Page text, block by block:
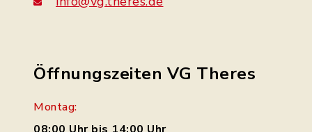
Öffnungszeiten VG Theres
Montag: